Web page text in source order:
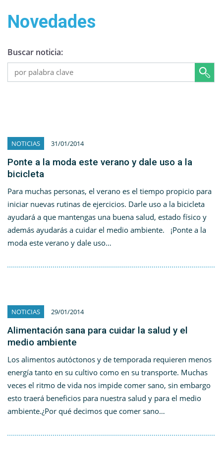
Novedades
Buscar noticia:
NOTICIAS 31/01/2014
Ponte a la moda este verano y dale uso a la
bicicleta
Para muchas personas, el verano es el tiempo propicio para
iniciar nuevas rutinas de ejercicios. Darle uso a la bicicleta
ayudará a que mantengas una buena salud, estado físico y
además ayudarás a cuidar el medio ambiente. ¡Ponte a la
moda este verano y dale uso…
NOTICIAS 29/01/2014
Alimentación sana para cuidar la salud y el
medio ambiente
Los alimentos autóctonos y de temporada requieren menos
energía tanto en su cultivo como en su transporte. Muchas
veces el ritmo de vida nos impide comer sano, sin embargo
esto traerá beneficios para nuestra salud y para el medio
ambiente.¿Por qué decimos que comer sano…